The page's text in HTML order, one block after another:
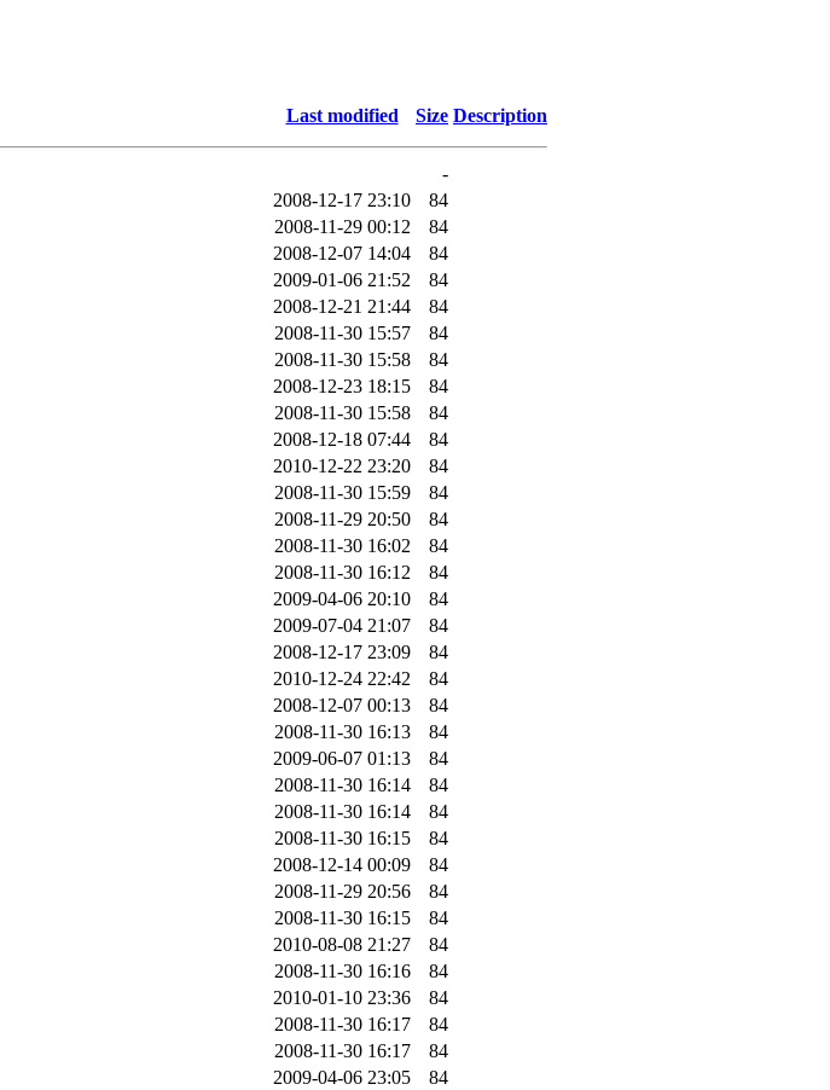
Last modified Size Description
-
2008-12-17 23:10
84
2008-11-29 00:12
84
2008-12-07 14:04
84
2009-01-06 21:52
84
2008-12-21 21:44
84
2008-11-30 15:57
84
2008-11-30 15:58
84
2008-12-23 18:15
84
2008-11-30 15:58
84
2008-12-18 07:44
84
2010-12-22 23:20
84
2008-11-30 15:59
84
2008-11-29 20:50
84
2008-11-30 16:02
84
2008-11-30 16:12
84
2009-04-06 20:10
84
2009-07-04 21:07
84
2008-12-17 23:09
84
2010-12-24 22:42
84
2008-12-07 00:13
84
2008-11-30 16:13
84
2009-06-07 01:13
84
2008-11-30 16:14
84
2008-11-30 16:14
84
2008-11-30 16:15
84
2008-12-14 00:09
84
2008-11-29 20:56
84
2008-11-30 16:15
84
2010-08-08 21:27
84
2008-11-30 16:16
84
2010-01-10 23:36
84
2008-11-30 16:17
84
2008-11-30 16:17
84
2009-04-06 23:05
84